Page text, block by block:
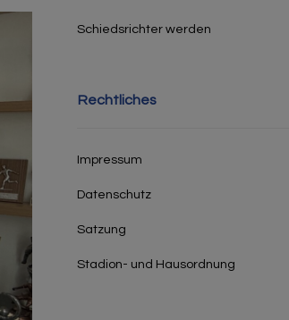
Schiedsrichter werden
Rechtliches
Impressum
Datenschutz
Satzung
Stadion- und Hausordnung